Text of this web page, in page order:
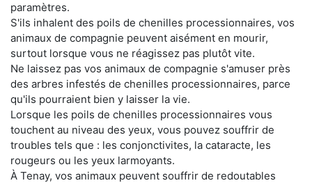
paramètres.
S'ils inhalent des poils de chenilles processionnaires, vos
animaux de compagnie peuvent aisément en mourir,
surtout lorsque vous ne réagissez pas plutôt vite.
Ne laissez pas vos animaux de compagnie s'amuser près
des arbres infestés de chenilles processionnaires, parce
qu'ils pourraient bien y laisser la vie.
Lorsque les poils de chenilles processionnaires vous
touchent au niveau des yeux, vous pouvez souffrir de
troubles tels que : les conjonctivites, la cataracte, les
rougeurs ou les yeux larmoyants.
À Tenay, vos animaux peuvent souffrir de redoutables